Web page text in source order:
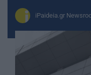
iPaideia.gr